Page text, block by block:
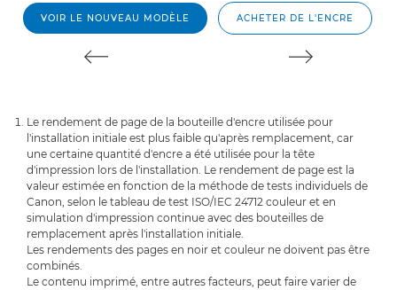
VOIR LE NOUVEAU MODÈLE ACHETER DE L'ENCRE
Le rendement de page de la bouteille d'encre utilisée pour
l'installation initiale est plus faible qu'après remplacement, car
une certaine quantité d'encre a été utilisée pour la tête
d'impression lors de l'installation. Le rendement de page est la
valeur estimée en fonction de la méthode de tests individuels de
Canon, selon le tableau de test ISO/IEC 24712 couleur et en
simulation d'impression continue avec des bouteilles de
remplacement après l'installation initiale.
Les rendements des pages en noir et couleur ne doivent pas être
combinés.
Le contenu imprimé, entre autres facteurs, peut faire varier de